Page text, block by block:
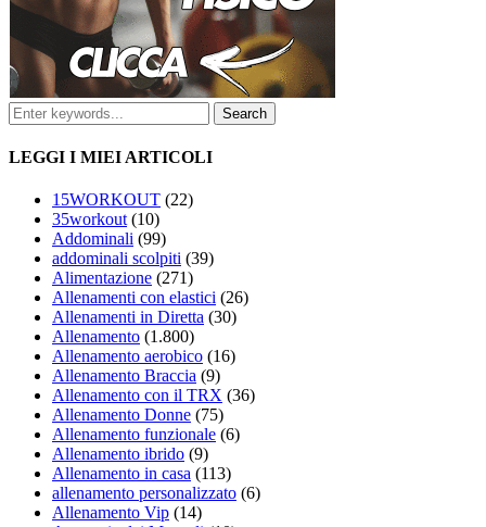
LEGGI I MIEI ARTICOLI
15WORKOUT (22)
35workout (10)
Addominali (99)
addominali scolpiti (39)
Alimentazione (271)
Allenamenti con elastici (26)
Allenamenti in Diretta (30)
Allenamento (1.800)
Allenamento aerobico (16)
Allenamento Braccia (9)
Allenamento con il TRX (36)
Allenamento Donne (75)
Allenamento funzionale (6)
Allenamento ibrido (9)
Allenamento in casa (113)
allenamento personalizzato (6)
Allenamento Vip (14)